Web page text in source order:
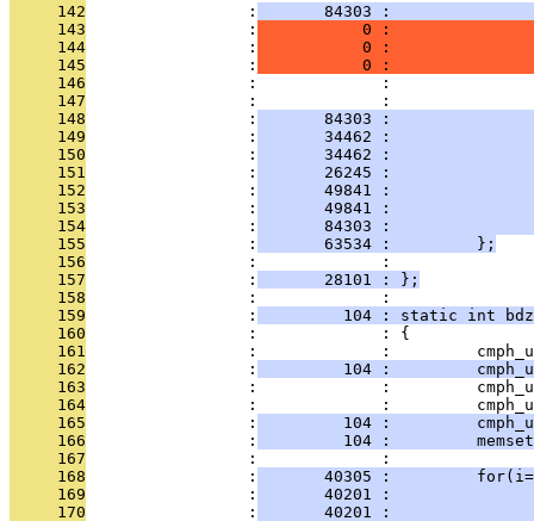
     142
                 :
84303 :
     143
                 :
0 :
     144
                 :
0 :
     145
                 :
0 :
     146
:             :
     147
:
     148
                 :
84303 :
     149
                 :
34462 :
     150
                 :
34462 :
     151
                 :
26245 :
     152
                 :
49841 :
     153
                 :
49841 :
     154
                 :
84303 :
     155
                 :
       63534 :         };
     156
                 :             :
     157
                 :
       28101 : };
     158
                 :             :
     159
                 :
104 : static int
     160
                 :             : {
     161
:             :
     162
                 :
104 :
     163
:             :
     164
:             :
     165
                 :
104 :
     166
                 :
104 :
     167
                 :             :
     168
                 :
40305 :
     169
                 :
40201 :
     170
                 :
40201 :